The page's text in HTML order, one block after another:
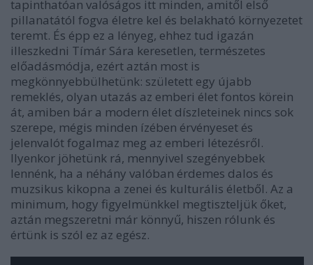
tapinthatóan valóságos itt minden, amitől első
pillanatától fogva életre kel és belakható környezetet
teremt. És épp ez a lényeg, ehhez tud igazán
illeszkedni Tímár Sára keresetlen, természetes
előadásmódja, ezért aztán most is
megkönnyebbülhetünk: született egy újabb
remeklés, olyan utazás az emberi élet fontos körein
át, amiben bár a modern élet díszleteinek nincs sok
szerepe, mégis minden ízében érvényeset és
jelenvalót fogalmaz meg az emberi létezésről.
Ilyenkor jöhetünk rá, mennyivel szegényebbek
lennénk, ha a néhány valóban érdemes dalos és
muzsikus kikopna a zenei és kulturális életből. Az a
minimum, hogy figyelmünkkel megtiszteljük őket,
aztán megszeretni már könnyű, hiszen rólunk és
értünk is szól ez az egész.